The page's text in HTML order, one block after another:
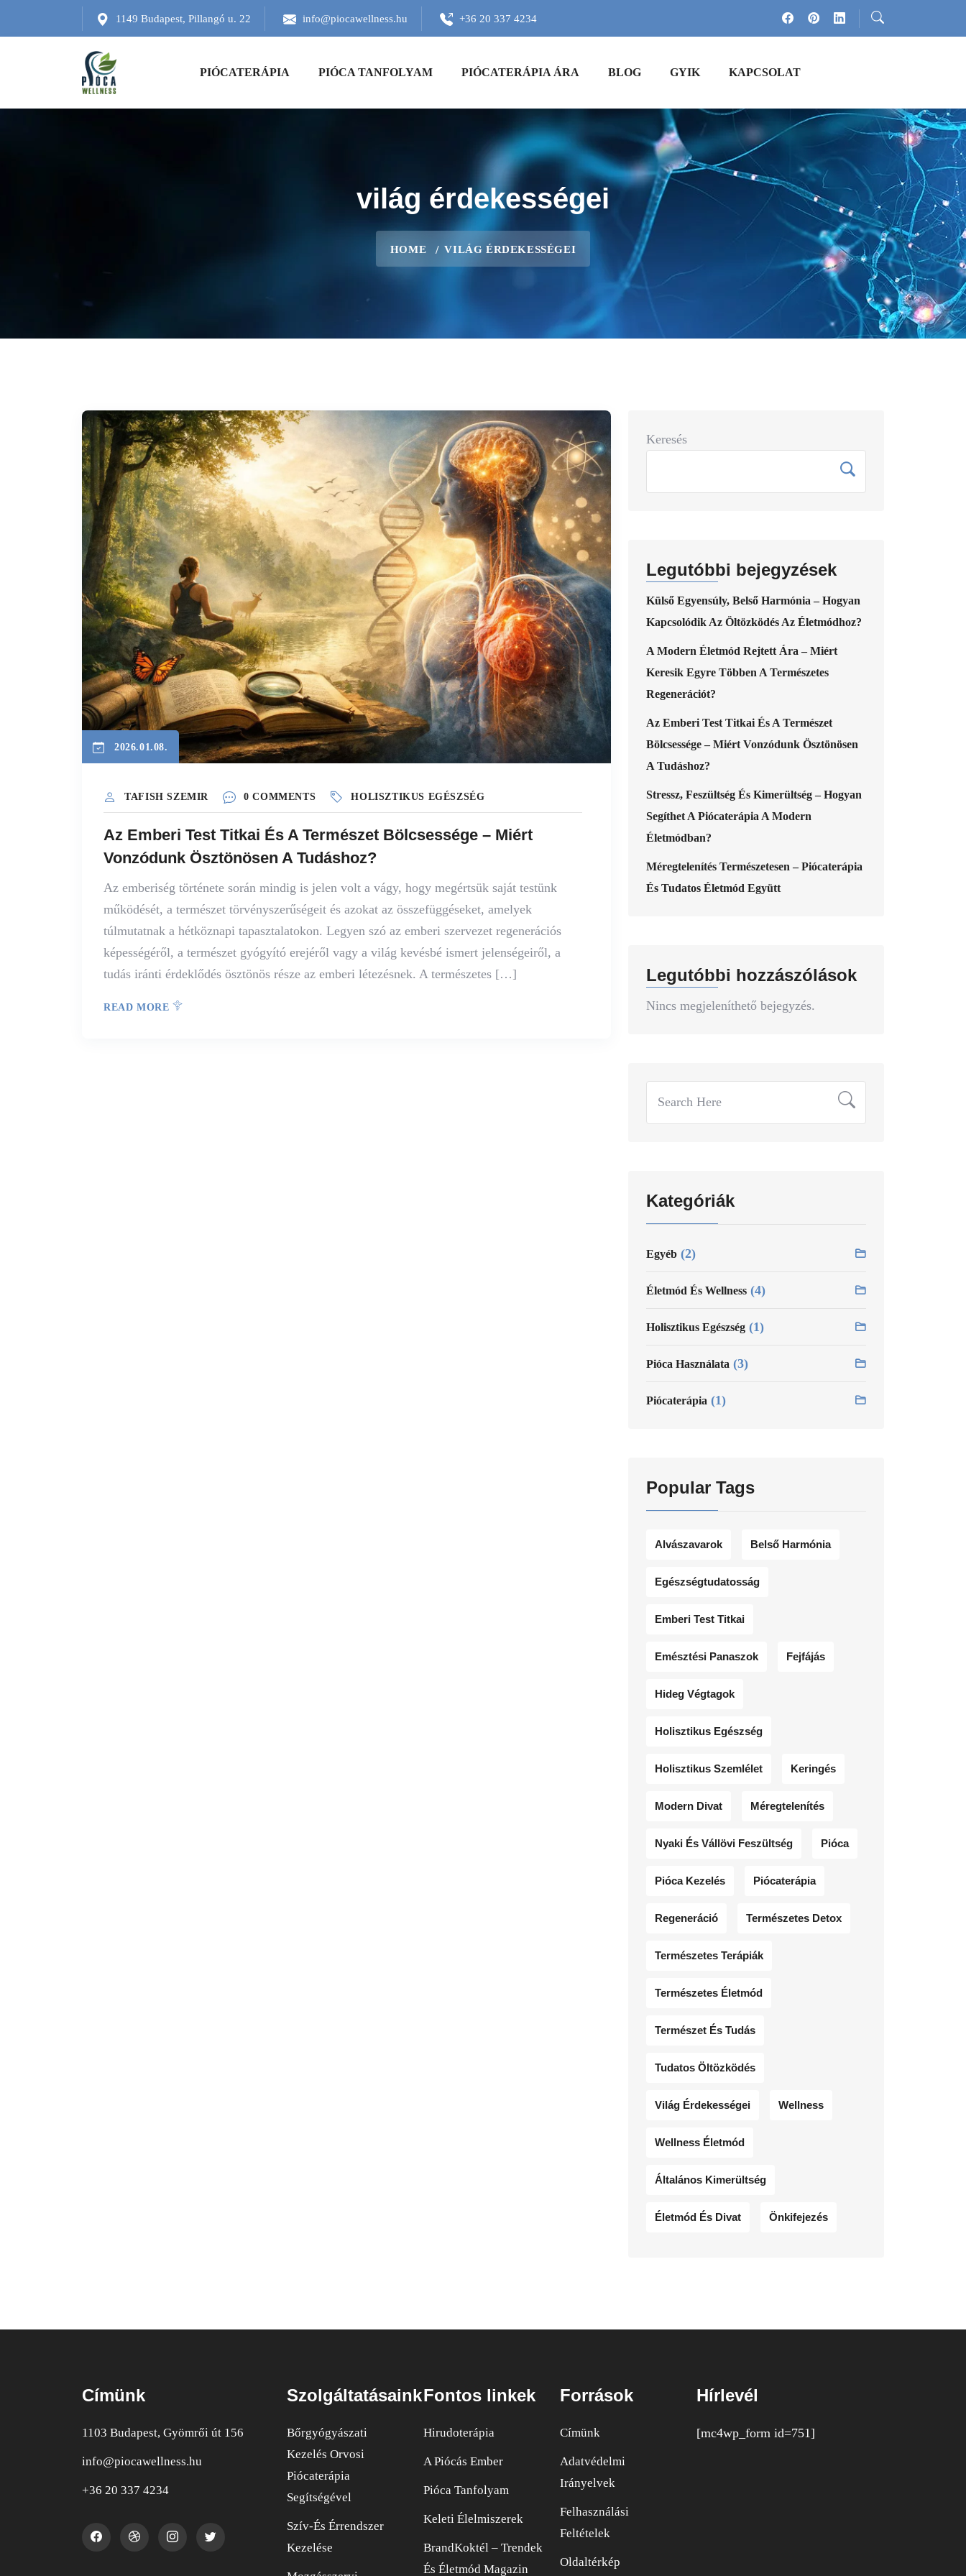
1149 Budapest, Pillangó u. 22 info@piocawellness.hu +36 20 337 4234
PIÓCATERÁPIA PIÓCA TANFOLYAM PIÓCATERÁPIA ÁRA BLOG GYIK KAPCSOLAT
világ érdekességei
HOME VILÁG ÉRDEKESSÉGEI
2026.01.08.
TAFISH SZEMIR 0 COMMENTS HOLISZTIKUS EGÉSZSÉG
Az Emberi Test Titkai És A Természet Bölcsessége – Miért
Vonzódunk Ösztönösen A Tudáshoz?
Az emberiség története során mindig is jelen volt a vágy, hogy megértsük saját testünk
működését, a természet törvényszerűségeit és azokat az összefüggéseket, amelyek
túlmutatnak a hétköznapi tapasztalatokon. Legyen szó az emberi szervezet regenerációs
képességéről, a természet gyógyító erejéről vagy a világ kevésbé ismert jelenségeiről, a
tudás iránti érdeklődés ösztönös része az emberi létezésnek. A természetes […]
READ MORE
Keresés
Legutóbbi bejegyzések
Külső Egyensúly, Belső Harmónia – Hogyan
Kapcsolódik Az Öltözködés Az Életmódhoz?
A Modern Életmód Rejtett Ára – Miért
Keresik Egyre Többen A Természetes
Regenerációt?
Az Emberi Test Titkai És A Természet
Bölcsessége – Miért Vonzódunk Ösztönösen
A Tudáshoz?
Stressz, Feszültség És Kimerültség – Hogyan
Segíthet A Piócaterápia A Modern
Életmódban?
Méregtelenítés Természetesen – Piócaterápia
És Tudatos Életmód Együtt
Legutóbbi hozzászólások
Nincs megjeleníthető bejegyzés.
Kategóriák
Egyéb (2)
Életmód És Wellness (4)
Holisztikus Egészség (1)
Pióca Használata (3)
Piócaterápia (1)
Popular Tags
Alvászavarok Belső Harmónia
Egészségtudatosság
Emberi Test Titkai
Emésztési Panaszok Fejfájás
Hideg Végtagok
Holisztikus Egészség
Holisztikus Szemlélet Keringés
Modern Divat Méregtelenítés
Nyaki És Vállövi Feszültség Pióca
Pióca Kezelés Piócaterápia
Regeneráció Természetes Detox
Természetes Terápiák
Természetes Életmód
Természet És Tudás
Tudatos Öltözködés
Világ Érdekességei Wellness
Wellness Életmód
Általános Kimerültség
Életmód És Divat Önkifejezés
Címünk
1103 Budapest, Gyömrői út 156
info@piocawellness.hu
+36 20 337 4234
Szolgáltatásaink
Bőrgyógyászati
Kezelés Orvosi
Piócaterápia
Segítségével
Szív-És Érrendszer
Kezelése
Fontos linkek
Hirudoterápia
A Piócás Ember
Pióca Tanfolyam
Keleti Élelmiszerek
BrandKoktél – Trendek
És Életmód Magazin
Források
Címünk
Adatvédelmi
Irányelvek
Felhasználási
Feltételek
Oldaltérkép
Hírlevél
[mc4wp_form id=751]